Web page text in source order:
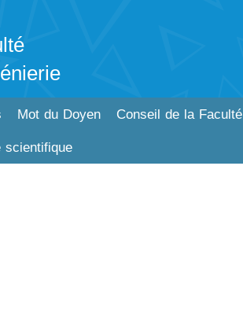
Mot du Doyen Conseil de la Faculté